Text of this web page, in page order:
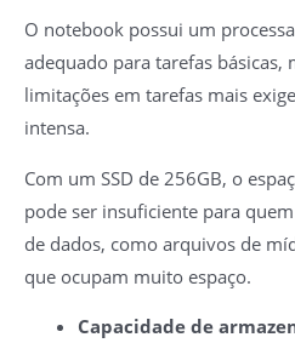
O notebook possui um
adequado para tarefas básicas,
limitações em tarefas mais
intensa.
Com um SSD de 256GB, o
pode ser insuficiente para
de dados, como arquivos de
que ocupam muito espaço.
Capacidade de